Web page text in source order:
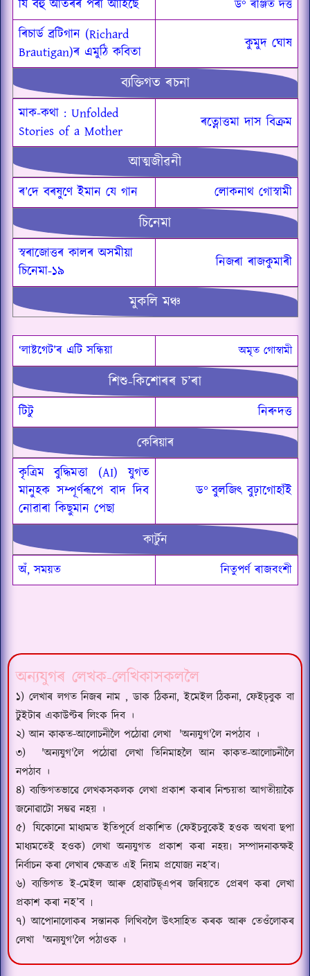
যি বহু আঁতৰৰ পৰা আহিছে ড° ৰঞ্জিত দত্ত
ৰিচার্ড ব্ৰটিগান (Richard
Brautigan)ৰ এমুঠি কবিতা
কুমুদ ঘোষ
ব্যক্তিগত ৰচনা
মাক-কথা : Unfolded
Stories of a Mother
ৰত্নোত্তমা দাস বিক্ৰম
আত্মজীৱনী
ৰ’দে বৰষুণে ইমান যে গান লোকনাথ গোস্বামী
চিনেমা
স্বৰাজোত্তৰ কালৰ অসমীয়া
চিনেমা-১৯
নিজৰা ৰাজকুমাৰী
মুকলি মঞ্চ
‘লাষ্টগেট’ৰ এটি সন্ধিয়া অমৃত গোস্বামী
শিশু-কিশোৰৰ চ’ৰা
টিটু
নিৰুদত্ত
কেৰিয়াৰ
কৃত্ৰিম বুদ্ধিমত্তা (AI) যুগত
মানুহক সম্পূৰ্ণৰূপে বাদ দিব
নোৱাৰা কিছুমান পেছা
ড°বুলজিৎ বুঢ়াগোহাঁই
কাৰ্টুন
অঁ, সময়ত নিতুপৰ্ণ ৰাজবংশী
অন্যযুগৰ লেখক-লেখিকাসকললৈ‍
১) লেখাৰ লগত নিজৰ নাম ,ডাক ঠিকনা,ইমেইল ঠিকনা,ফেইচ্‌বুক বা
টুইটাৰ একাউণ্টৰ লিংক দিব ।
২) আন কাকত-আলোচনীলৈ পঠোৱা লেখা 'অন্যযুগ'লৈ নপঠাব ।
৩)
'অন্যযুগ'লৈ পঠোৱা লেখা তিনিমাহলৈ আন কাকত-আলোচনীলৈ
নপঠাব ।
৪) ব্যক্তিগতভাৱে লেখকসকলক লেখা প্ৰকাশ কৰাৰ নিশ্চয়তা আগতীয়াকৈ
জনোৱাটো সম্ভৱ নহয় ।
৫) যিকোনো মাধ্যমত ইতিপূৰ্বে প্ৰকাশিত (ফেইচবুকেই হওক অথবা ছপা
মাধ্যমতেই হওক) লেখা অন্যযুগত প্ৰকাশ কৰা নহয়৷ সম্পাদনাকক্ষই
নিৰ্বাচন কৰা লেখাৰ ক্ষেত্ৰত এই নিয়ম প্ৰযোজ্য নহ’ব৷
৬) ব্যক্তিগত ই-মেইল আৰু হোৱাটছ্এপৰ জৰিয়তে প্ৰেৰণ কৰা লেখা
প্ৰকাশ কৰানহ’ব ৷
৭) আপোনালোকৰ সন্তানক লিখিবলৈ উৎসাহিত কৰক আৰু তেওঁলোকৰ
লেখা 'অন্যযুগ'লৈ পঠাওক ।